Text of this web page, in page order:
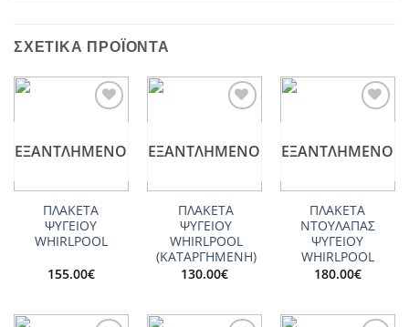
ΣΧΕΤΙΚΆ ΠΡΟΪΌΝΤΑ
ΕΞΑΝΤΛΗΜΈΝΟ
ΠΛΑΚΕΤΑ
ΨΥΓΕΙΟΥ
WHIRLPOOL
155.00€
ΕΞΑΝΤΛΗΜΈΝΟ
ΠΛΑΚΕΤΑ
ΨΥΓΕΙΟΥ
WHIRLPOOL
(ΚΑΤΑΡΓΗΜΕΝΗ)
130.00€
ΕΞΑΝΤΛΗΜΈΝΟ
ΠΛΑΚΕΤΑ
ΝΤΟΥΛΑΠΑΣ
ΨΥΓΕΙΟΥ
WHIRLPOOL
180.00€